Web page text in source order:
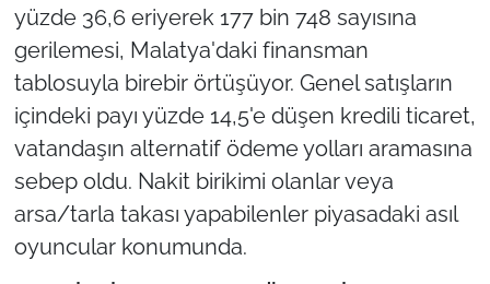
yüzde 36,6 eriyerek 177 bin 748 sayısına
gerilemesi, Malatya'daki finansman
tablosuyla birebir örtüşüyor. Genel satışların
içindeki payı yüzde 14,5'e düşen kredili ticaret,
vatandaşın alternatif ödeme yolları aramasına
sebep oldu. Nakit birikimi olanlar veya
arsa/tarla takası yapabilenler piyasadaki asıl
oyuncular konumunda.